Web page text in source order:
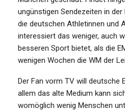
ungünstigen Sendezeiten in
die deutschen Athletinnen und
interessiert das weniger, auch
besseren Sport bietet, als die
wenigen Wochen die WM der
Der Fan vorm TV will deutsche
allem das alte Medium kann
womöglich wenig Menschen